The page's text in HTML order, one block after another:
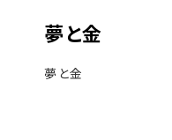
夢と金
夢と金